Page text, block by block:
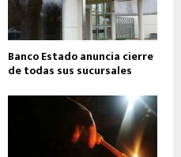
Banco Estado anuncia cierre
de todas sus sucursales